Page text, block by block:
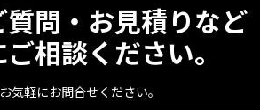
質問・お見積りなど
相談ください。
気軽にお問合せください。